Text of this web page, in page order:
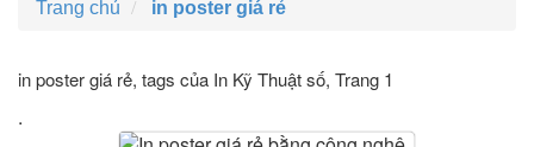
Trang chủ in poster giá rẻ
in poster giá rẻ, tags của In Kỹ Thuật số, Trang 1
.